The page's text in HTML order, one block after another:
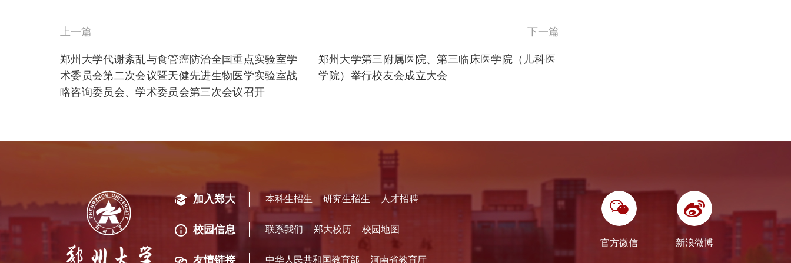
上一篇
郑州大学代谢紊乱与食管癌防治全国重点实验室学
术委员会第二次会议暨天健先进生物医学实验室战
略咨询委员会、学术委员会第三次会议召开
下一篇
郑州大学第三附属医院、第三临床医学院（儿科医
学院）举行校友会成立大会
加入郑大 本科生招生 研究生招生 人才招聘
校园信息 联系我们 郑大校历 校园地图
友情链接 中华人民共和国教育部 河南省教育厅
官方微信 新浪微博